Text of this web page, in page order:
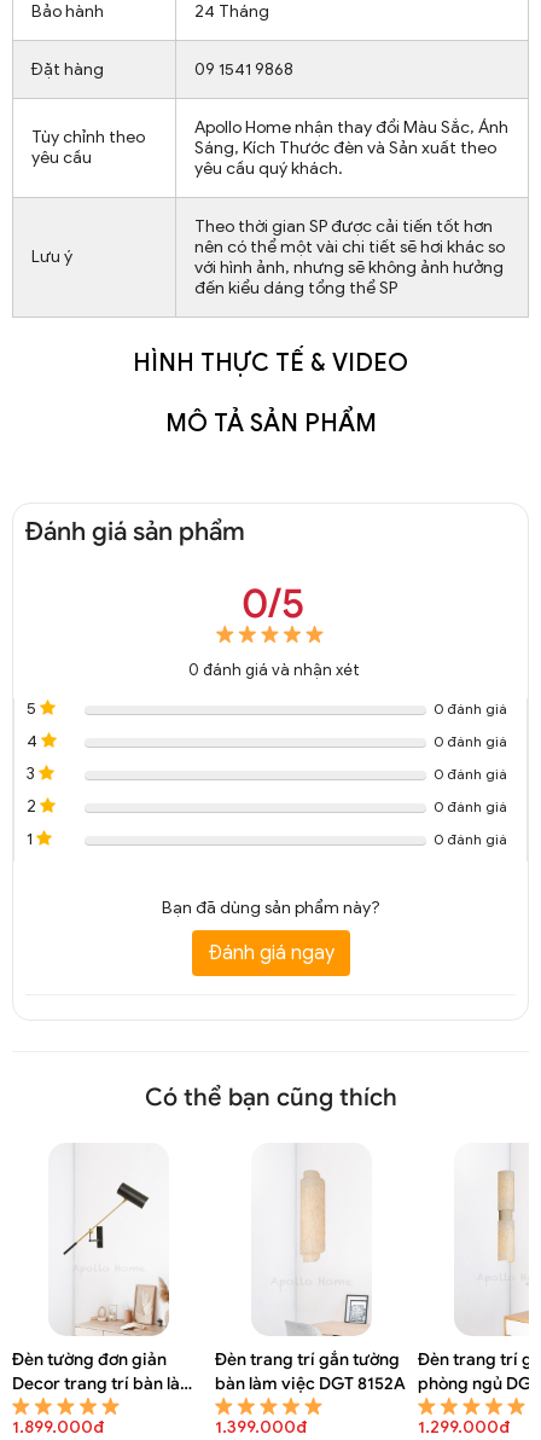
Bảo hành 24 Tháng
Đặt hàng 09 1541 9868
Tùy chỉnh theo
yêu cầu
Apollo Home nhận thay đổi Màu Sắc, Ánh
Sáng, Kích Thước đèn và Sản xuất theo
yêu cầu quý khách.
Lưu ý
Theo thời gian SP được cải tiến tốt hơn
nên có thể một vài chi tiết sẽ hơi khác so
với hình ảnh, nhưng sẽ không ảnh hưởng
đến kiểu dáng tổng thể SP
HÌNH THỰC TẾ & VIDEO
MÔ TẢ SẢN PHẨM
Đánh giá sản phẩm
0/5
0 đánh giá và nhận xét
5
0 đánh giá
4 0 đánh giá
3 0 đánh giá
2 0 đánh giá
1 0 đánh giá
Bạn đã dùng sản phẩm này?
Đánh giá ngay
Có thể bạn cũng thích
Đèn tường đơn giản
Decor trang trí bàn làm
việc DGT 8154A
1.899.000đ
Đèn trang trí gắn tường
bàn làm việc DGT 8152A
1.399.000đ
Đèn trang trí
phòng ngủ
1.299.000đ